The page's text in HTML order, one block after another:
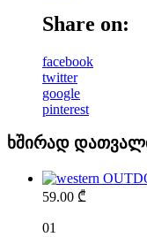
Share on:
facebook
twitter
google
pinterest
ხშირად
59.00 ₾
01